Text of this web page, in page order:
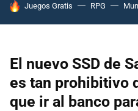
HOY SE HABLA DE
Juegos Gratis RPG
El nuevo SSD de
es tan prohibitivo
que ir al banco